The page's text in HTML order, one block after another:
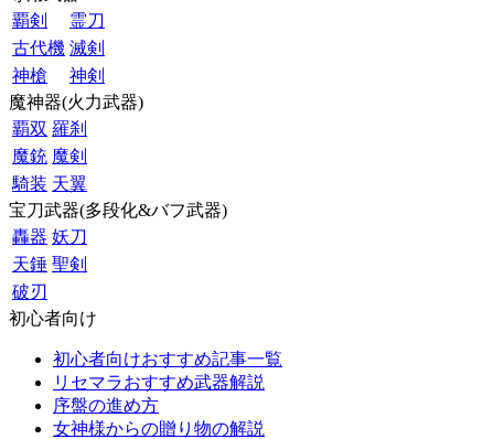
覇剣
霊刀
古代機 滅剣
神槍
神剣
魔神器(火力武器)
覇双 羅刹
魔銃 魔剣
騎装 天翼
宝刀武器(多段化&バフ武器)
轟器 妖刀
天錘 聖剣
破刃
初心者向け
初心者向けおすすめ記事一覧
リセマラおすすめ武器解説
序盤の進め方
女神様からの贈り物の解説